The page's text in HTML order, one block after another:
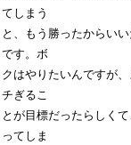
てしまう
と、もう勝ったからい
です。ボ
クはやりたいんですが
チぎるこ
とが目標だったらしく
ってしま